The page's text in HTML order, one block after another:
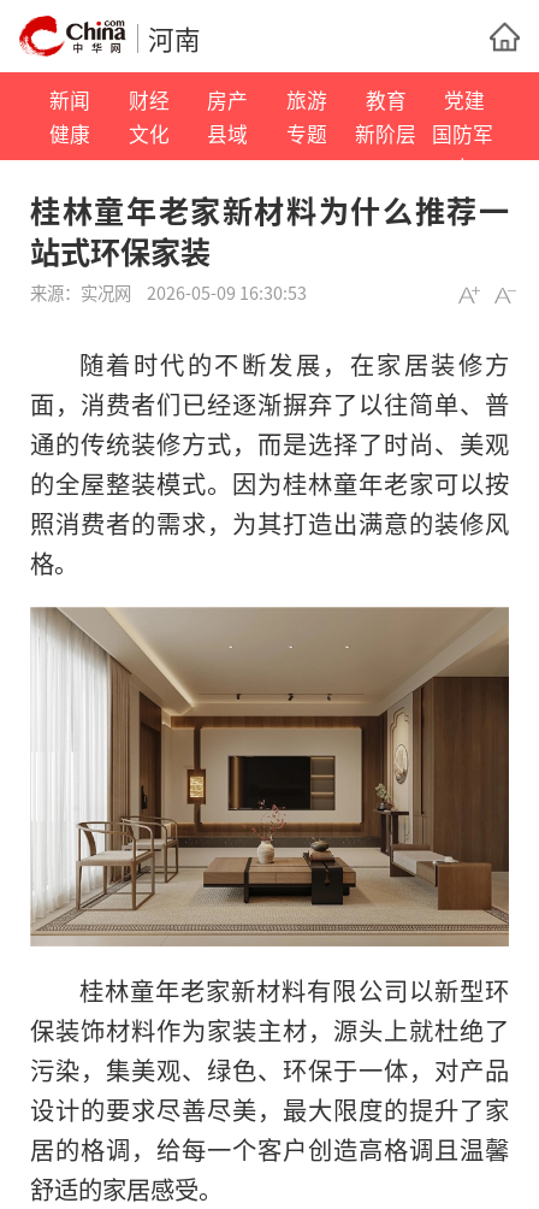
河南
新闻 财经 房产 旅游 教育
党建
健康
文化 县域 专题 新阶层
国防军
事
桂林童年老家新材料为什么推荐一
站式环保家装
来源： 实况网 2026-05-09 16:30:53
随着时代的不断发展，在家居装修方
面，消费者们已经逐渐摒弃了以往简单、普
通的传统装修方式，而是选择了时尚、美观
的全屋整装模式。因为桂林童年老家可以按
照消费者的需求，为其打造出满意的装修风
格。
桂林童年老家新材料有限公司以新型环
保装饰材料作为家装主材，源头上就杜绝了
污染，集美观、绿色、环保于一体，对产品
设计的要求尽善尽美，最大限度的提升了家
居的格调，给每一个客户创造高格调且温馨
舒适的家居感受。